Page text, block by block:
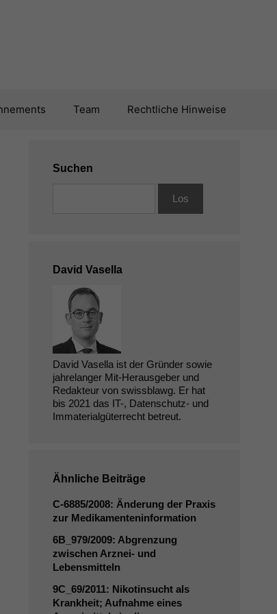
Team Rechtliche Hinweise
Suchen
David Vasella
David Vasella ist der Gründer sowie
jahrelanger Mit-Herausgeber und
Redakteur von swissblawg. Er hat
bis 2021 das IT-, Datenschutz- und
Immaterialgüterrecht betreut.
Ähnliche Beiträge
C‑6885/2008: Änderung der Praxis
zur Medikamenteninformation
6B_979/2009: Abgrenzung
zwischen Arznei- und
Lebensmitteln
9C_69/2011: Nikotinsucht als
Krankheit; Aufnahme eines